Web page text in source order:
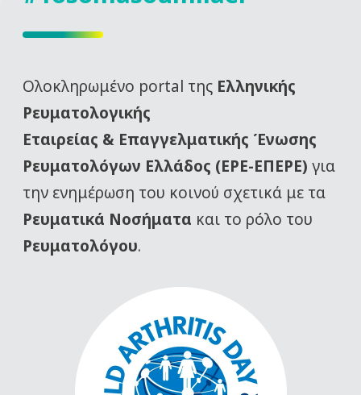
Oλοκληρωμένο portal της Ελληνικής
Ρευματολογικής
Εταιρείας & Επαγγελματικής Ένωσης
Ρευματολόγων Ελλάδος (ΕΡΕ-ΕΠΕΡΕ) για
την ενημέρωση του κοινού σχετικά με τα
Ρευματικά Νοσήματα και το ρόλο του
Ρευματολόγου.